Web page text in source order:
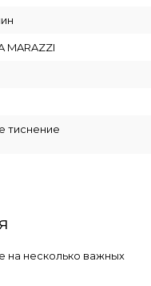
MARAZZI
тиснение
на несколько важных